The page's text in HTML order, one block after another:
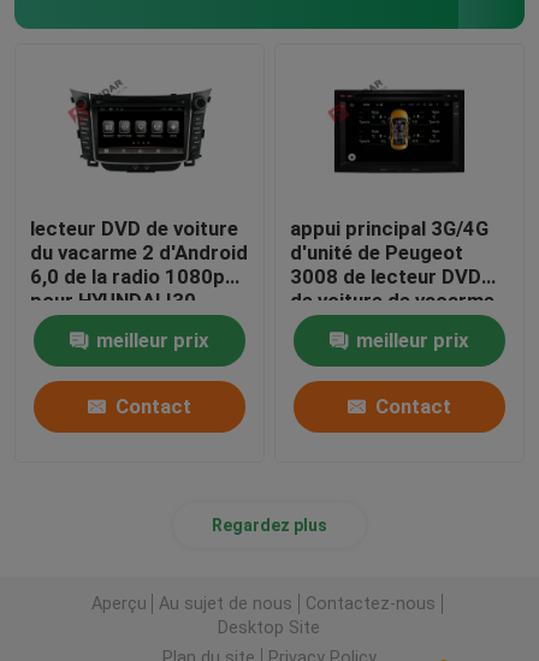
lecteur DVD de voiture
du vacarme 2 d'Android
6,0 de la radio 1080p
pour HYUNDAI I30
2011-2013
meilleur prix
Contact
appui principal 3G/4G
d'unité de Peugeot
3008 de lecteur DVD
de voiture de vacarme
d'Android 2 de noyau
de 1024x600 Octa
meilleur prix
Contact
Regardez plus
Aperçu Au sujet de nous
Contactez-nous
Desktop Site
Plan du site
Privacy Policy